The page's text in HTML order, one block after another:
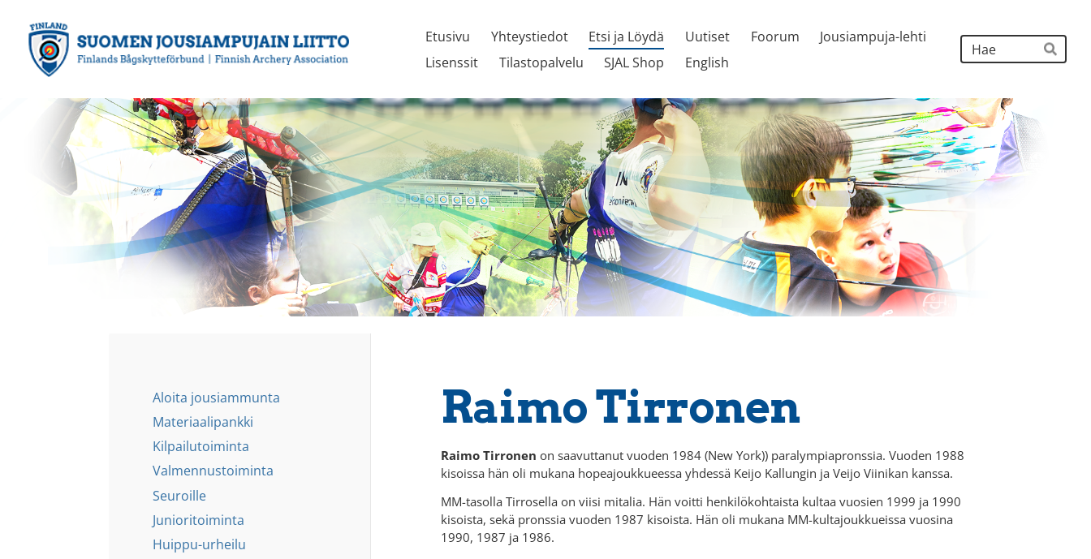
sivun
sisältöön
Suomen Jousiampujain Liitto ry
Etusivu Yhteystiedot Etsi ja Löydä Uutiset Foorum
Jousiampuja-lehti
Lisenssit
Tilastopalvelu SJAL Shop English Hae
Aloita jousiammunta
Materiaalipankki
Kilpailutoiminta
Valmennustoiminta
Seuroille
Junioritoiminta
Huippu-urheilu
Raimo Tirronen
Raimo Tirronen on saavuttanut vuoden 1984 (New York)) paralympiapronssia. Vuoden 1988
kisoissa hän oli mukana hopeajoukkueessa yhdessä Keijo Kallungin ja Veijo Viinikan kanssa.
MM-tasolla Tirrosella on viisi mitalia. Hän voitti henkilökohtaista kultaa vuosien 1999 ja 1990
kisoista, sekä pronssia vuoden 1987 kisoista. Hän oli mukana MM-kultajoukkueissa vuosina
1990, 1987 ja 1986.